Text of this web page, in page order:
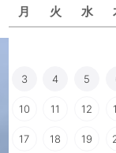
月 火 水
3 4 5
10 11 12
17 18 19